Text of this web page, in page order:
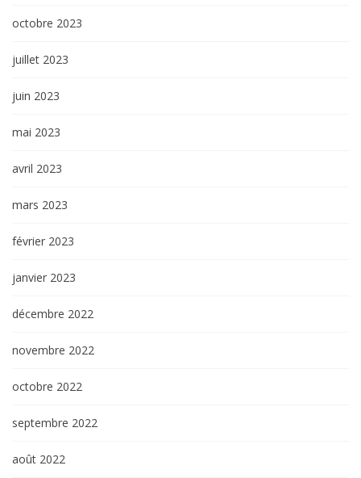
octobre 2023
juillet 2023
juin 2023
mai 2023
avril 2023
mars 2023
février 2023
janvier 2023
décembre 2022
novembre 2022
octobre 2022
septembre 2022
août 2022